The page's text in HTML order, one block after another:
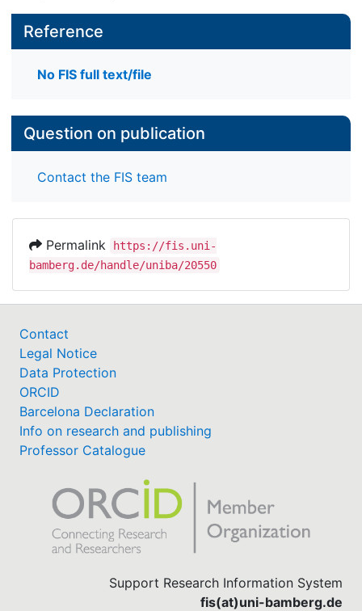
Reference
No FIS full text/file
Question on publication
Contact the FIS team
Permalink
https://fis.uni-
bamberg.de/handle/uniba/20550
Contact
Legal Notice
Data Protection
ORCID
Barcelona Declaration
Info on research and publishing
Professor Catalogue
Support Research Information System
fis(at)uni-bamberg.de